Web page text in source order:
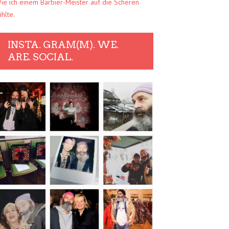
ich einem Barbier-Meister auf die Scheren
INSTA. GRAM(M). WE.
ARE. SOCIAL.